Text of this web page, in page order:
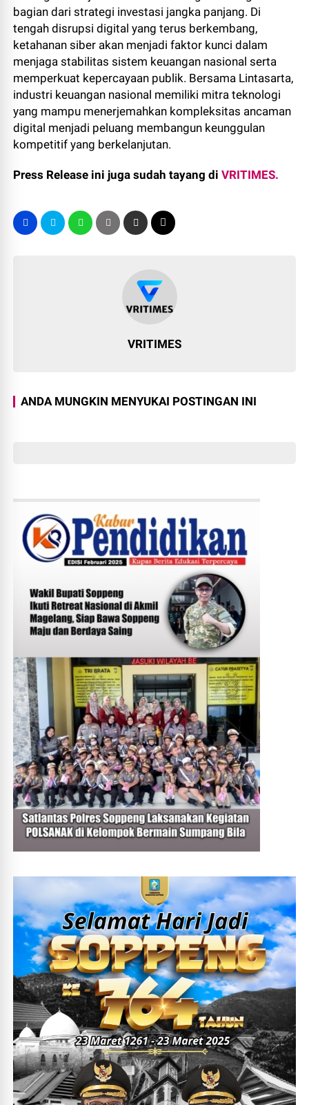
bagian dari strategi investasi jangka panjang. Di
tengah disrupsi digital yang terus berkembang,
ketahanan siber akan menjadi faktor kunci dalam
menjaga stabilitas sistem keuangan nasional serta
memperkuat kepercayaan publik. Bersama Lintasarta,
industri keuangan nasional memiliki mitra teknologi
yang mampu menerjemahkan kompleksitas ancaman
digital menjadi peluang membangun keunggulan
kompetitif yang berkelanjutan.
Press Release ini juga sudah tayang diVRITIMES.
VRITIMES
ANDA MUNGKIN MENYUKAI POSTINGAN INI